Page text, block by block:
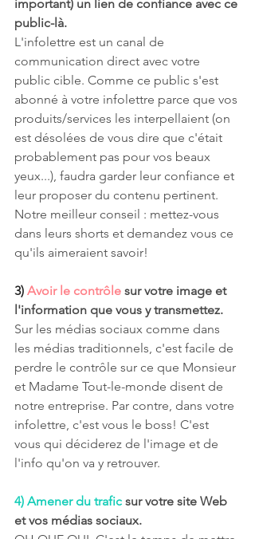
important) un lien de confiance avec ce
public-là.
L'infolettre est un canal de
communication direct avec votre
public cible. Comme ce public s'est
abonné à votre infolettre parce que vos
produits/services les interpellaient (on
est désolées de vous dire que c'était
probablement pas pour vos beaux
yeux...), faudra garder leur confiance et
leur proposer du contenu pertinent.
Notre meilleur conseil : mettez-vous
dans leurs shorts et demandez vous ce
qu'ils aimeraient savoir!
3) Avoir le contrôle sur votre image et
l'information que vous y transmettez.
Sur les médias sociaux comme dans
les médias traditionnels, c'est facile de
perdre le contrôle sur ce que Monsieur
et Madame Tout-le-monde disent de
notre entreprise. Par contre, dans votre
infolettre, c'est vous le boss! C'est
vous qui déciderez de l'image et de
l'info qu'on va y retrouver.
4) Amener du trafic sur votre site Web
et vos médias sociaux.